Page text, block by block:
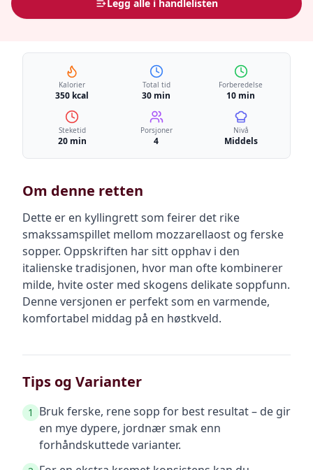
Legg alle i handlelisten
Kalorier
350 kcal
Total tid
30 min
Forberedelse
10 min
Steketid
20 min
Porsjoner
4
Nivå
Middels
Om denne retten
Dette er en kyllingrett som feirer det rike
smakssamspillet mellom mozzarellaost og ferske
sopper. Oppskriften har sitt opphav i den
italienske tradisjonen, hvor man ofte kombinerer
milde, hvite oster med skogens delikate soppfunn.
Denne versjonen er perfekt som en varmende,
komfortabel middag på en høstkveld.
Tips og Varianter
1
Bruk ferske, rene sopp for best resultat – de gir
en mye dypere, jordnær smak enn
forhåndskuttede varianter.